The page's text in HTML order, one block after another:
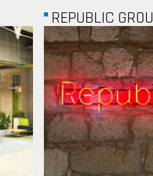
OPEN SOCIETY...